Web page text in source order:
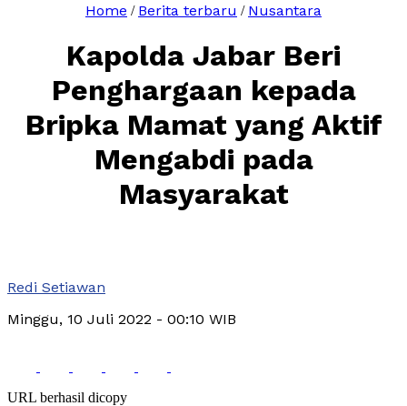
Home / Berita terbaru / Nusantara
Kapolda Jabar Beri
Penghargaan kepada
Bripka Mamat yang Aktif
Mengabdi pada
Masyarakat
Redi Setiawan
Minggu, 10 Juli 2022 - 00:10 WIB
URL berhasil dicopy